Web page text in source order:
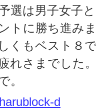
選は男子女子
トに勝ち進み
くもベスト８
れさまでした
。
d